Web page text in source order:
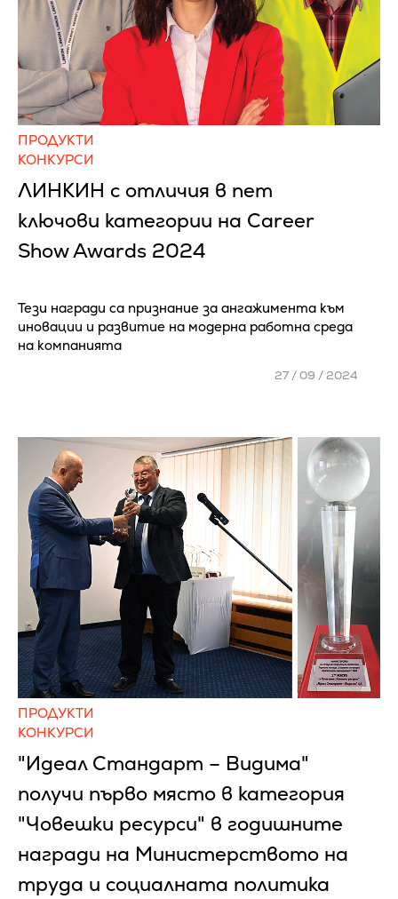
ПРОДУКТИ
КОНКУРСИ
ЛИНКИН с отличия в пет
ключови категории на Career
Show Awards 2024
Тези награди са признание за ангажиментa към
иновации и развитие на модерна работна среда
на компанията
27 / 09 / 2024
ПРОДУКТИ
КОНКУРСИ
"Идеал Стандарт – Видима"
получи първо място в категория
"Човешки ресурси" в годишните
награди на Министерството на
труда и социалната политика